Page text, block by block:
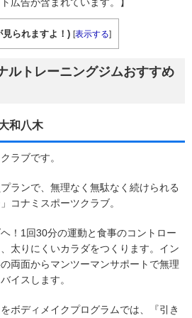
見られますよ！) [表示する]
ルトレーニングジムおすすめ
和八木
ラブです。
ランで、無理なく無駄なく続けられる
コナミスポーツクラブ。
！1回30分の運動と食事のコントロー
太りにくいカラダをつくります。イン
両面からマンツーマンサポートで無理
イスします。
ボディメイクプログラムでは、『引き